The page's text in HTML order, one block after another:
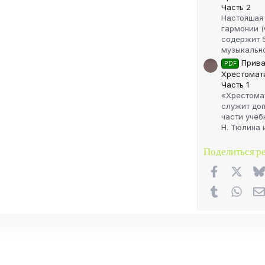
Часть 2
Настоящая
гармонии
содержит
PDF
Часть 1
служит
части
Н. Тюлина
Поделиться
Facebook
X
Tumblr